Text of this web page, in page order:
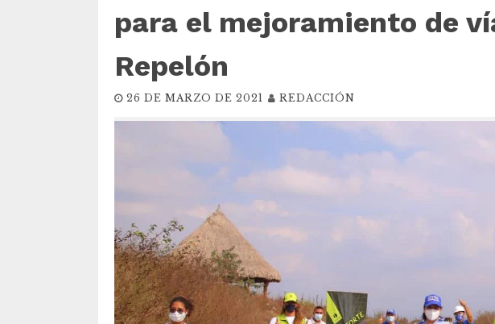
para el mejoramiento de
Repelón
26 DE MARZO DE 2021 REDACCIÓN